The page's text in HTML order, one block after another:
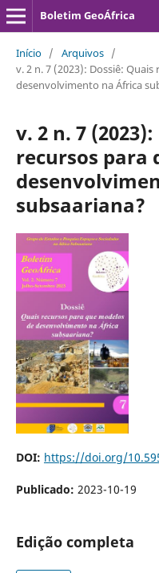
Boletim GeoÁfrica
Início / Arquivos /
v. 2 n. 7 (2023): Dossiê:
desenvolvimento na África
v. 2 n. 7
recursos para
subsaariana?
DOI: https://doi.org/
Publicado: 2023-10-19
Edição completa